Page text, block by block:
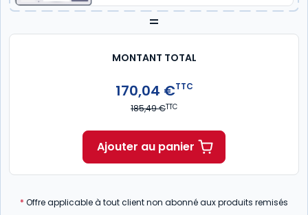
=
MONTANT TOTAL
170,04 €TTC
185,49 €TTC
Ajouter au panier
* Offre applicable à tout client non abonné aux produits remisés